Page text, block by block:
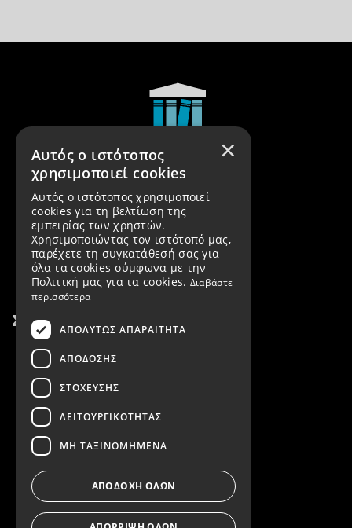
Σύνδεσμοι
Προϊόντα
Εταιρεία
Όροι χρήσης
Τρόποι πληρωμής
Τρόποι αποστολής
×
Αυτός ο ιστότοπος
χρησιμοποιεί cookies
Αυτός ο ιστότοπος χρησιμοποιεί
cookies για τη βελτίωση της
εμπειρίας των χρηστών.
Χρησιμοποιώντας τον ιστότοπό μας,
παρέχετε τη συγκατάθεσή σας για
όλα τα cookies σύμφωνα με την
Πολιτική μας για τα cookies. Διαβάστε
περισσότερα
ΑΠΟΛΎΤΩΣ ΑΠΑΡΑΊΤΗΤΑ
ΑΠΌΔΟΣΗΣ
ΣΤΌΧΕΥΣΗΣ
ΛΕΙΤΟΥΡΓΙΚΌΤΗΤΑΣ
ΜΗ ΤΑΞΙΝΟΜΗΜΈΝΑ
ΑΠΟΔΟΧΉ ΌΛΩΝ